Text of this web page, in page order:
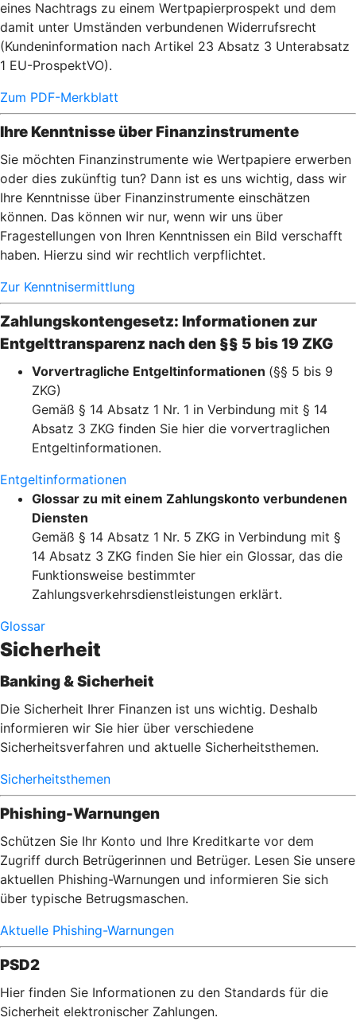
eines Nachtrags zu einem Wertpapierprospekt und dem
damit unter Umständen verbundenen Widerrufsrecht
(Kundeninformation nach Artikel 23 Absatz 3 Unterabsatz
1 EU-ProspektVO).
Zum PDF-Merkblatt
Ihre Kenntnisse über Finanzinstrumente
Sie möchten Finanzinstrumente wie Wertpapiere erwerben
oder dies zukünftig tun? Dann ist es uns wichtig, dass wir
Ihre Kenntnisse über Finanzinstrumente einschätzen
können. Das können wir nur, wenn wir uns über
Fragestellungen von Ihren Kenntnissen ein Bild verschafft
haben. Hierzu sind wir rechtlich verpflichtet.
Zur Kenntnisermittlung
Zahlungskontengesetz: Informationen zur
Entgelttransparenz nach den §§ 5 bis 19 ZKG
Vorvertragliche Entgeltinformationen (§§ 5 bis 9
ZKG)
Gemäß § 14 Absatz 1 Nr. 1 in Verbindung mit § 14
Absatz 3 ZKG finden Sie hier die vorvertraglichen
Entgeltinformationen.
Entgeltinformationen
Glossar zu mit einem Zahlungskonto verbundenen
Diensten
Gemäß § 14 Absatz 1 Nr. 5 ZKG in Verbindung mit §
14 Absatz 3 ZKG finden Sie hier ein Glossar, das die
Funktionsweise bestimmter
Zahlungsverkehrsdienstleistungen erklärt.
Glossar
Sicherheit
Banking & Sicherheit
Die Sicherheit Ihrer Finanzen ist uns wichtig. Deshalb
informieren wir Sie hier über verschiedene
Sicherheitsverfahren und aktuelle Sicherheitsthemen.
Sicherheitsthemen
Phishing-Warnungen
Schützen Sie Ihr Konto und Ihre Kreditkarte vor dem
Zugriff durch Betrügerinnen und Betrüger. Lesen Sie unsere
aktuellen Phishing-Warnungen und informieren Sie sich
über typische Betrugsmaschen.
Aktuelle Phishing-Warnungen
PSD2
Hier finden Sie Informationen zu den Standards für die
Sicherheit elektronischer Zahlungen.